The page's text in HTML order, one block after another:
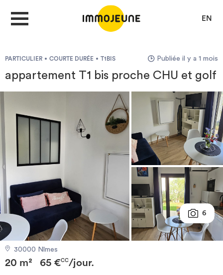
EN
DÉPOSER UNE ANNONCE
Je cherche un logement
Villes
Investir
Blog
PARTICULIER COURTE DURÉE T1BIS Publiée il y a 1 mois
appartement T1 bis proche CHU et golf
6
30000 Nîmes
20 m² 65 €CC/jour.